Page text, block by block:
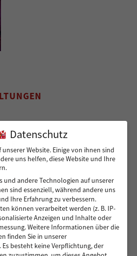
die viel zu früh
– 14.000 Euro für die
Pestalozzi
Bewegungsraum für die Kita
Datenschutz
Website. Einige von ihnen sind
uns helfen, diese Website und Ihre
und andere Technologien auf unserer
sind essenziell, während andere uns
Ihre Erfahrung zu verbessern.
können verarbeitet werden (z. B. IP-
Anzeigen und Inhalte oder
Weitere Informationen über die
finden Sie in unserer
. Es besteht keine Verpflichtung, der